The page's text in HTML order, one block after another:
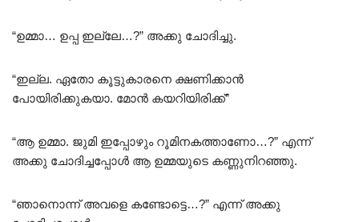
“ഉമ്മാ… ഉപ്പ ഇല്ലേ…?” അക്കു ചോദിച്ചു.
“ഇല്ല. ഏതോ കൂട്ടുകാരനെ ക്ഷണിക്കാൻ
പോയിരിക്കുകയാ. മോൻ കയറിയിരിക്ക്”
“ആ ഉമ്മാ. ജുമി ഇപ്പോഴും റൂമിനകത്താണോ…?” എന്ന്
അക്കു ചോദിച്ചപ്പോൾ ആ ഉമ്മയുടെ കണ്ണുനിറഞ്ഞു.
“ഞാനൊന്ന് അവളെ കണ്ടോട്ടെ…?” എന്ന് അക്കു